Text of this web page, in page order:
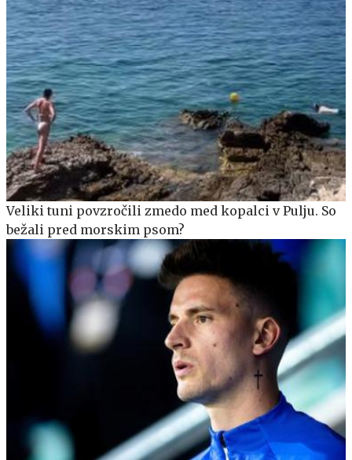
Veliki tuni povzročili zmedo med kopalci v Pulju. So
bežali pred morskim psom?